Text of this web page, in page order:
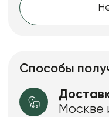
Способы
Москве